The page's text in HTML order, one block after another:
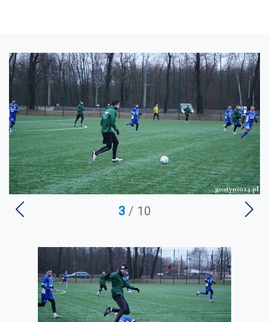
3 / 10